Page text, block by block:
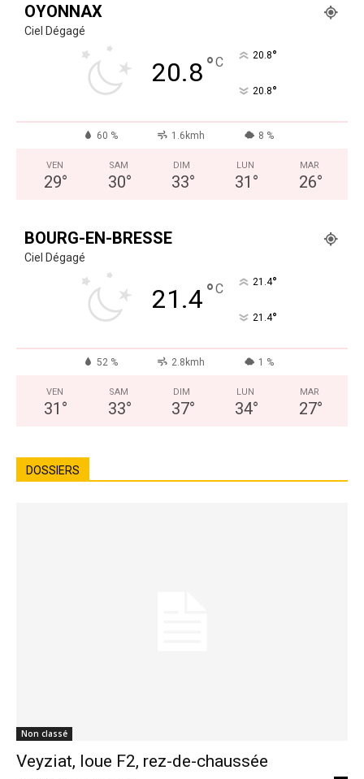
OYONNAX
Ciel Dégagé
20.8°C 20.8°
20.8°
60 % 1.6kmh 8 %
VEN
29°
SAM
30°
DIM
33°
LUN
31 °
MAR
26°
BOURG-EN-BRESSE
Ciel Dégagé
21.4°C 21.4°
21.4°
52 % 2.8kmh 1 %
VEN
31 °
SAM
33°
DIM
37°
LUN
34°
MAR
27°
DOSSIERS
Non classé
Veyziat, loue F2, rez-de-chaussée